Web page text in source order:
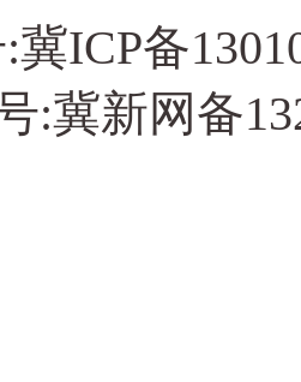
冀ICP备
:冀新网备